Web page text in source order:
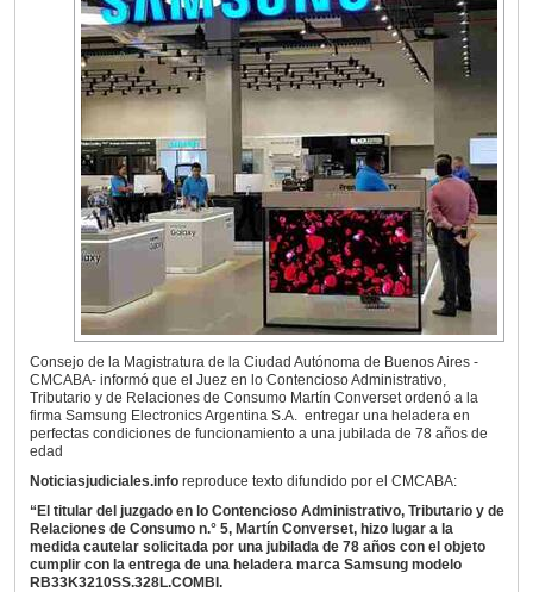
Consejo de la Magistratura de la Ciudad Autónoma de Buenos Aires -
CMCABA- informó que el Juez en lo Contencioso Administrativo,
Tributario y de Relaciones de Consumo Martín Converset ordenó a la
firma Samsung Electronics Argentina S.A. entregar una heladera en
perfectas condiciones de funcionamiento a una jubilada de 78 años de
edad
Noticiasjudiciales.info reproduce texto difundido por el CMCABA:
“El titular del juzgado en lo Contencioso Administrativo, Tributario y de
Relaciones de Consumo n.° 5, Martín Converset, hizo lugar a la
medida cautelar solicitada por una jubilada de 78 años con el objeto
cumplir con la entrega de una heladera marca Samsung modelo
RB33K3210SS.328L.COMBI.